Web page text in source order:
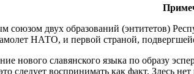
союзом двух образований (энтитетов)
НАТО, и первой страной,
нового славянского языка по образу
следует воспринимать как факт. Здесь